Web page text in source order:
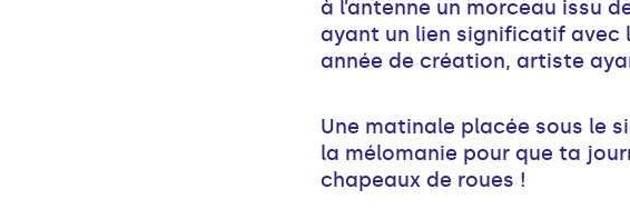
à l’antenne un morceau issu
ayant un lien significatif avec
année de création, artiste
Une matinale placée sous le
la mélomanie pour que ta
chapeaux de roues !